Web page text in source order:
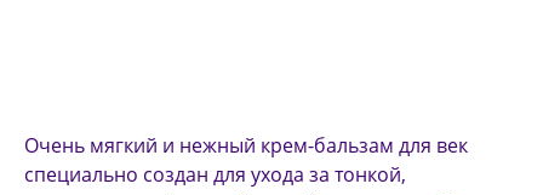
Очень мягкий и нежный крем-бальзам для век
специально создан для ухода за тонкой,